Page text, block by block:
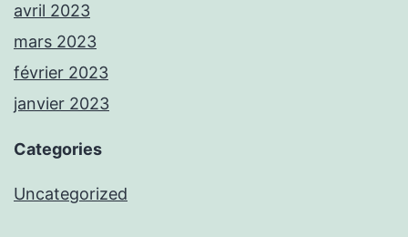
avril 2023
mars 2023
février 2023
janvier 2023
Categories
Uncategorized